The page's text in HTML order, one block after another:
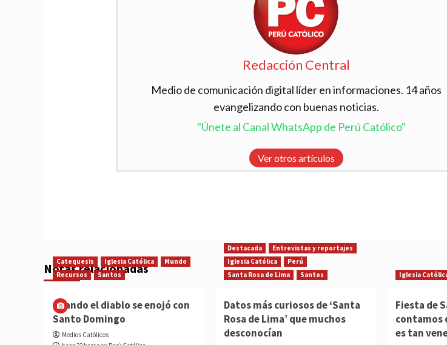
Redacción Central
Medio de comunicación digital líder en informaciones. 14 años
evangelizando con buenas noticias.
"Únete al Canal WhatsApp de Perú Católico"
Ver otros artículos
Notas relacionadas
Catequesis Iglesia Católica
Mundo
Recursos
Santos
Cuando el diablo se enojó con
Santo Domingo
Medios Católicos
Destacada
Entrevistas y reportajes
Iglesia Católica
Perú
Santa Rosa de Lima
Santos
Datos más curiosos de ‘Santa
Rosa de Lima’ que muchos
desconocían
Iglesia
Fiesta de
contamos
es tan